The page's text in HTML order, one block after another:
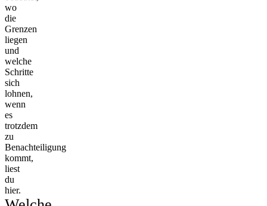
wo
die
Grenzen
liegen
und
welche
Schritte
sich
lohnen,
wenn
es
trotzdem
zu
Benachteiligung
kommt,
liest
du
hier.